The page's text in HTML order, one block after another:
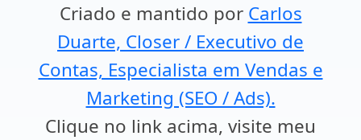
Criado e mantido por Carlos
Duarte, Closer / Executivo de
Contas, Especialista em Vendas e
Marketing (SEO / Ads).
Clique no link acima, visite meu